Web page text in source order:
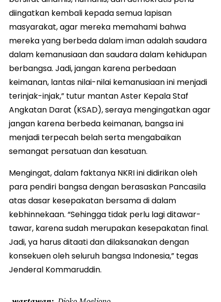
diingatkan kembali kepada semua lapisan
masyarakat, agar mereka memahami bahwa
mereka yang berbeda dalam iman adalah saudara
dalam kemanusiaan dan saudara dalam kehidupan
berbangsa. Jadi, jangan karena perbedaan
keimanan, lantas nilai-nilai kemanusiaan ini menjadi
terinjak-injak,” tutur mantan Aster Kepala Staf
Angkatan Darat (KSAD), seraya mengingatkan agar
jangan karena berbeda keimanan, bangsa ini
menjadi terpecah belah serta mengabaikan
semangat persatuan dan kesatuan.
Mengingat, dalam faktanya NKRI ini didirikan oleh
para pendiri bangsa dengan berasaskan Pancasila
atas dasar kesepakatan bersama di dalam
kebhinnekaan. “Sehingga tidak perlu lagi ditawar-
tawar, karena sudah merupakan kesepakatan final.
Jadi, ya harus ditaati dan dilaksanakan dengan
konsekuen oleh seluruh bangsa Indonesia,” tegas
Jenderal Kommaruddin.